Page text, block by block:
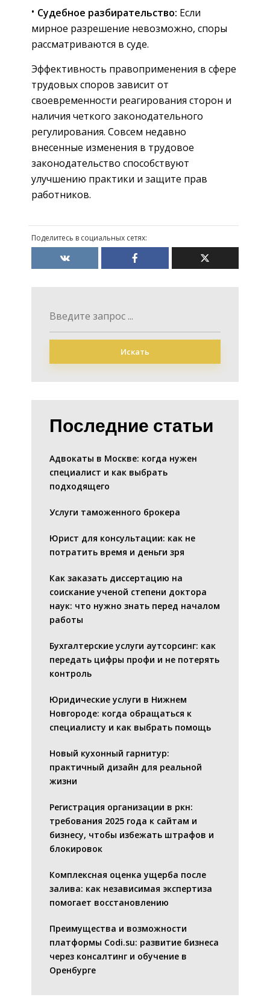
Судебное разбирательство: Если
мирное разрешение невозможно, споры
рассматриваются в суде.
Эффективность правоприменения в сфере
трудовых споров зависит от
своевременности реагирования сторон и
наличия четкого законодательного
регулирования. Совсем недавно
внесенные изменения в трудовое
законодательство способствуют
улучшению практики и защите прав
работников.
Поделитесь в социальных сетях:
Искать
Последние статьи
Адвокаты в Москве: когда нужен
специалист и как выбрать
подходящего
Услуги таможенного брокера
Юрист для консультации: как не
потратить время и деньги зря
Как заказать диссертацию на
соискание ученой степени доктора
наук: что нужно знать перед началом
работы
Бухгалтерские услуги аутсорсинг: как
передать цифры профи и не потерять
контроль
Юридические услуги в Нижнем
Новгороде: когда обращаться к
специалисту и как выбрать помощь
Новый кухонный гарнитур:
практичный дизайн для реальной
жизни
Регистрация организации в ркн:
требования 2025 года к сайтам и
бизнесу, чтобы избежать штрафов и
блокировок
Комплексная оценка ущерба после
залива: как независимая экспертиза
помогает восстановлению
Преимущества и возможности
платформы Codi.su: развитие бизнеса
через консалтинг и обучение в
Оренбурге